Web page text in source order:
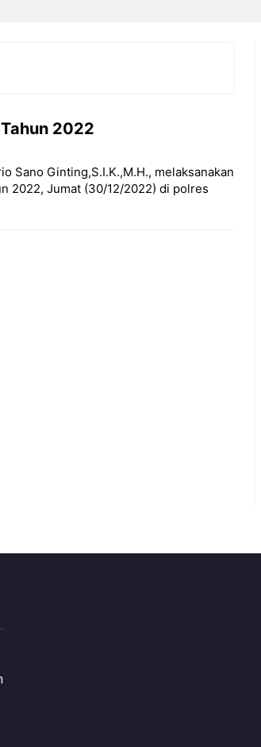
2022
Sano Ginting,S.I.K.,M.H., melaksanakan
2022, Jumat (30/12/2022) di polres